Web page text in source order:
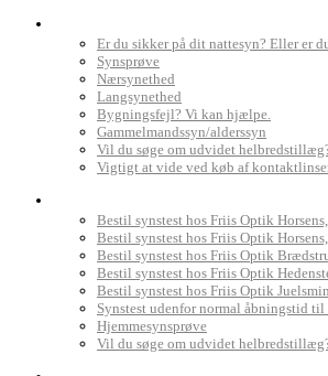
Er du sikker på dit nattesyn? Eller er
Synsprøve
Nærsynethed
Langsynethed
Bygningsfejl? Vi kan hjælpe.
Gammelmandssyn/alderssyn
Vil du søge om udvidet
Vigtigt at vide ved køb af
Bestil synstest hos Friis Optik
Bestil synstest hos Friis Optik
Bestil synstest hos Friis Optik
Bestil synstest hos Friis Optik
Bestil synstest hos Friis Optik
Synstest udenfor normal åbningstid
Hjemmesynsprøve
Vil du søge om udvidet